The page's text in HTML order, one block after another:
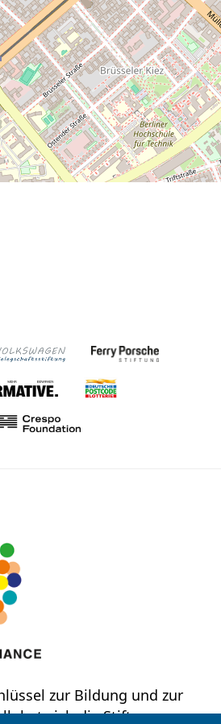
zur Bildung und zur
hat sich die Stiftung